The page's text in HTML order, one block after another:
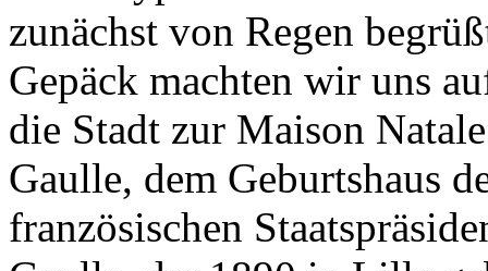
zunächst von Regen
Gepäck machten wir uns
die Stadt zur Maison
Gaulle, dem Geburtshaus
französischen